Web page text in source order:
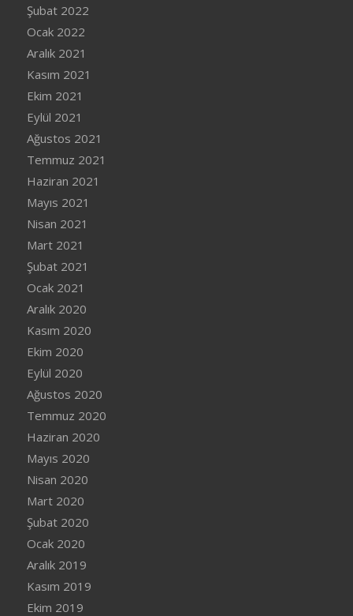
Şubat 2022
Ocak 2022
Aralık 2021
Kasım 2021
Ekim 2021
Eylül 2021
Ağustos 2021
Temmuz 2021
Haziran 2021
Mayıs 2021
Nisan 2021
Mart 2021
Şubat 2021
Ocak 2021
Aralık 2020
Kasım 2020
Ekim 2020
Eylül 2020
Ağustos 2020
Temmuz 2020
Haziran 2020
Mayıs 2020
Nisan 2020
Mart 2020
Şubat 2020
Ocak 2020
Aralık 2019
Kasım 2019
Ekim 2019